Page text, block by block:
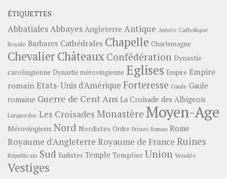
ÉTIQUETTES
AbbatialesAbbayes Angleterre Antique Armée Catholique
Royale Barbares Cathédrales Chapelle Charlemagne
ChevalierChâteauxConfédération Dynastie
carolingienne Dynastie mérovingienne Eglises Empire Empire
romainEtats-Unis d'Amérique Forteresse Gaule Gaule
romaine Guerre de Cent Ans La Croisade des Albigeois
Languedoc Les Croisades Monastère Moyen-Age
Mérovingiens Nord Nordistes Ordre Prieuré Roman Rome
Royaume d'Angleterre Royaume de France Ruines
Républicain Sud Sudistes Temple Templier Union Vendée
Vestiges